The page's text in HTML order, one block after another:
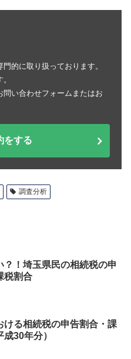
的に取り扱っております。
い合わせフォームまたはお
をする
調査分析
？！埼玉県民の相続税の申
税割合
ける相続税の申告割合・課
30年分）